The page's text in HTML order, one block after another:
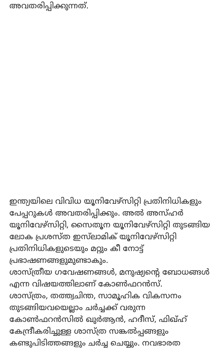
അവതരിപ്പിക്കുന്നത്.
ഇന്ത്യയിലെ വിവിധ യൂനിവേഴ്‌സിറ്റി പ്രതിനിധികളും
പേപ്പറുകൾ അവതരിപ്പിക്കും. അൽ അസ്ഹർ
യൂനിവേഴ്‌സിറ്റി, സൈതൂന യൂനിവേഴ്‌സിറ്റി തുടങ്ങിയ
ലോക പ്രശസ്ത ഇസ്‌ലാമിക് യൂനിവേഴ്‌സിറ്റി
പ്രതിനിധികളുടെയും മറ്റും കീ നോട്ട്
പ്രഭാഷണങ്ങളുമുണ്ടാകും.
ശാസ്ത്രീയ ഗവേഷണങ്ങൾ, മനുഷ്യന്റെ ബോധങ്ങൾ
എന്ന വിഷയത്തിലാണ് കോൺഫറൻസ്.
ശാസ്ത്രം, തത്ത്വചിന്ത, സാമൂഹിക വികസനം
തുടങ്ങിയവയെല്ലാം ചർച്ചക്ക് വരുന്ന
കോൺഫറൻസിൽ ഖുർആൻ, ഹദീസ്, ഫിഖ്ഹ്
കേന്ദ്രീകരിച്ചുള്ള ശാസ്ത്ര സങ്കൽപ്പങ്ങളും
കണ്ടുപിടിത്തങ്ങളും ചർച്ച ചെയ്യും. നവഭാരത